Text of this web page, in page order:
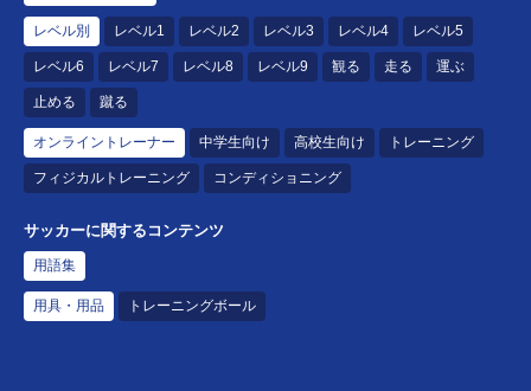
レベル別 レベル1 レベル2 レベル3 レベル4 レベル5
レベル6 レベル7 レベル8 レベル9 観る 走る 運ぶ
止める 蹴る
オンライントレーナー 中学生向け 高校生向け トレーニング
フィジカルトレーニング コンディショニング
サッカーに関するコンテンツ
用語集
用具・用品 トレーニングボール